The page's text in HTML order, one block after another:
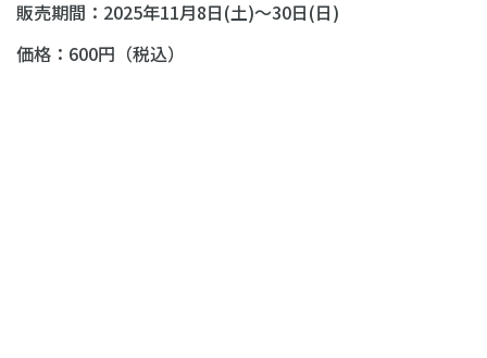
販売期間：2025年11月8日(土)～30日(日)
価格：600円（税込）